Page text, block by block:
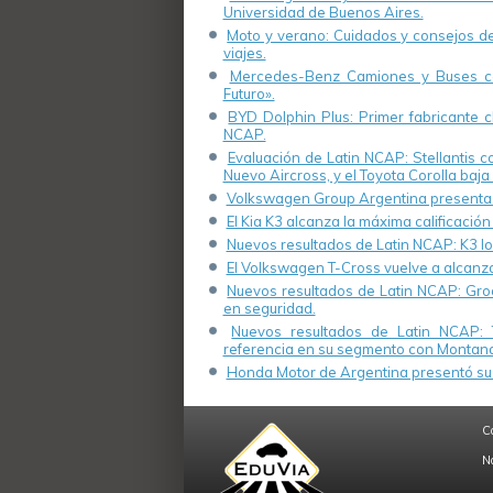
Universidad de Buenos Aires.
Moto y verano: Cuidados y consejos
viajes.
Mercedes-Benz Camiones y Buses
Futuro».
BYD Dolphin Plus: Primer fabricante
NCAP.
Evaluación de Latin NCAP: Stellantis
Nuevo Aircross, y el Toyota Corolla
Volkswagen Group Argentina
El Kia K3 alcanza la máxima
Nuevos resultados de Latin NCAP: K3
El Volkswagen T-Cross vuelve a
Nuevos resultados de Latin NCAP:
en seguridad.
Nuevos resultados de Latin
referencia en su segmento con
Honda Motor de Argentina presentó